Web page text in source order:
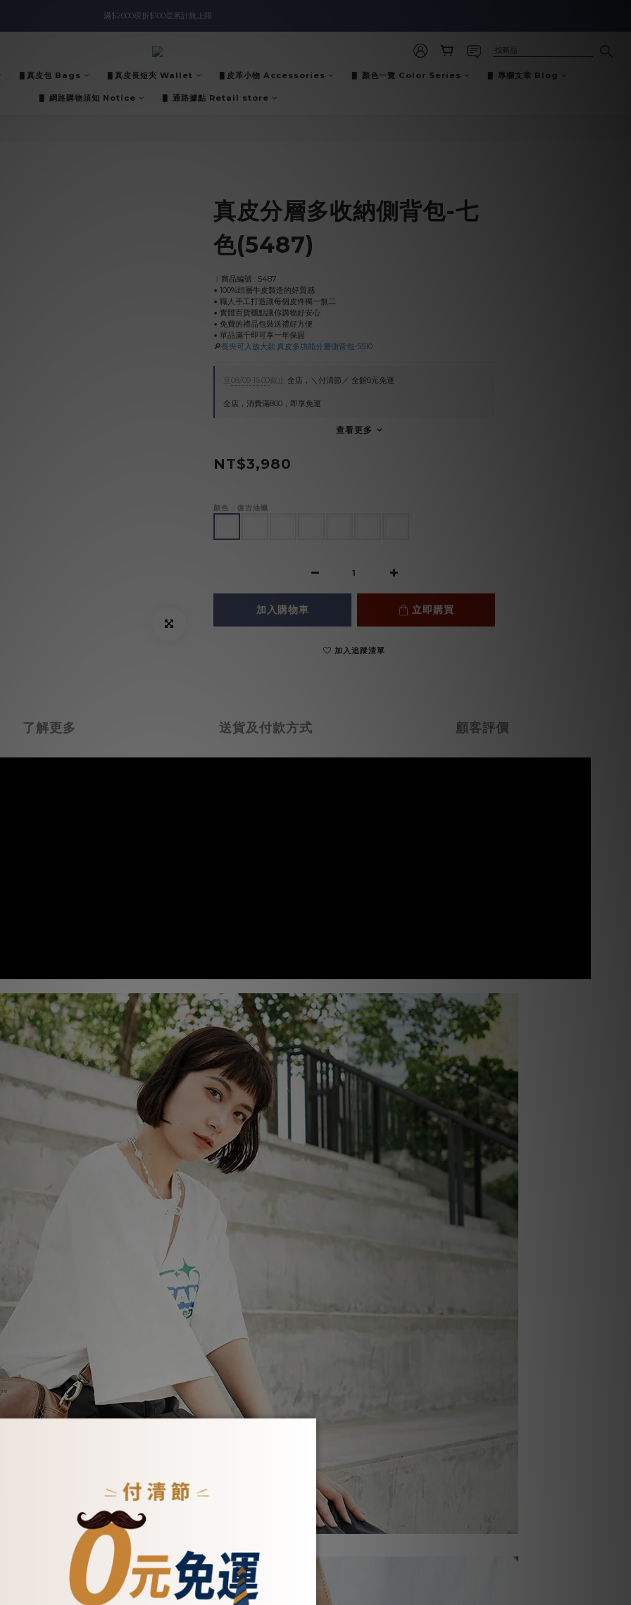
入會即領$888購物金🙌
滿$2000現折$100👏累計無上限
入會即領$888購物金🙌
▋真皮包 Bags ▋真皮長短夾 Wallet ▋皮革小物 Accessories ▋ 顏色一覽 Color Series ▋ 專欄文章 Blog
▋ 網路購物須知 Notice ▋ 通路據點 Retail store
真皮分層多收納側背包-七
色(5487)
︱商品編號 : 5487
▪︎ 100%頭層牛皮製造的好質感
▪︎ 職人手工打造讓每個皮件獨一無二
▪︎ 實體百貨櫃點讓你購物好安心
▪︎ 免費的禮品包裝送禮好方便
▪︎ 單品滿千即可享一年保固
🔎長夾可入放大款:真皮多功能分層側背包-5510
至08/09 16:00截止 全店，＼付清節／ 全館0元免運
全店，消費滿800，即享免運
查看更多
NT$3,980
顏色 : 復古油蠟
加入購物車 立即購買
加入追蹤清單
了解更多 送貨及付款方式 顧客評價